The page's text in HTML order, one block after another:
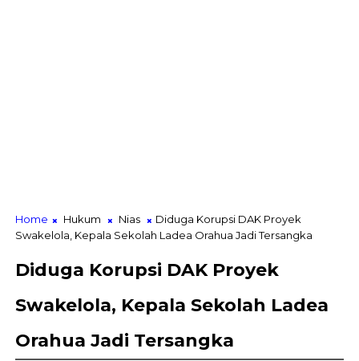
Home Hukum Nias
Diduga Korupsi DAK Proyek
Swakelola, Kepala Sekolah Ladea Orahua Jadi Tersangka
Diduga Korupsi DAK Proyek
Swakelola, Kepala Sekolah Ladea
Orahua Jadi Tersangka